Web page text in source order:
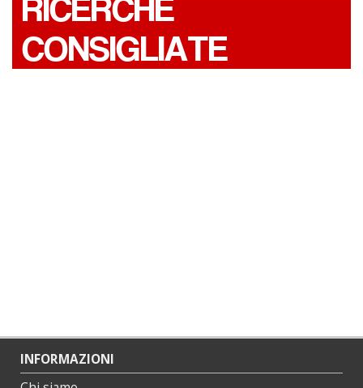
RICERCHE
CONSIGLIATE
INFORMAZIONI